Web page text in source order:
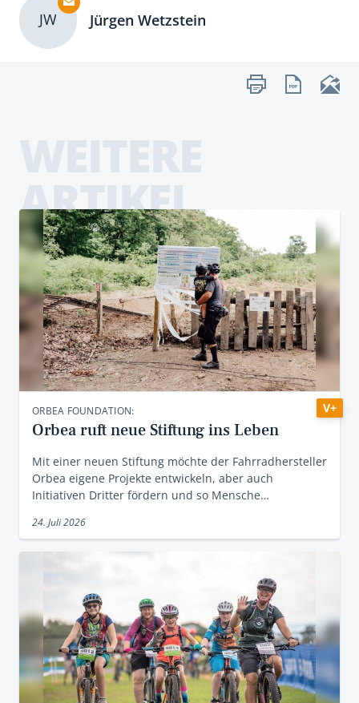
JW Jürgen Wetzstein
ARTIKEL
V+
ORBEA FOUNDATION:
Orbea ruft neue Stiftung ins Leben
Mit einer neuen Stiftung möchte der Fahrradhersteller
Orbea eigene Projekte entwickeln, aber auch
Initiativen Dritter fördern und so Mensche…
24. Juli 2026